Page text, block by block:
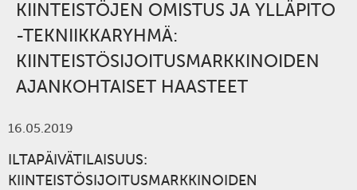
KIINTEISTÖJEN OMISTUS JA YLLÄPITO
-TEKNIIKKARYHMÄ:
KIINTEISTÖSIJOITUSMARKKINOIDEN
AJANKOHTAISET HAASTEET
16.05.2019
ILTAPÄIVÄTILAISUUS:
KIINTEISTÖSIJOITUSMARKKINOIDEN